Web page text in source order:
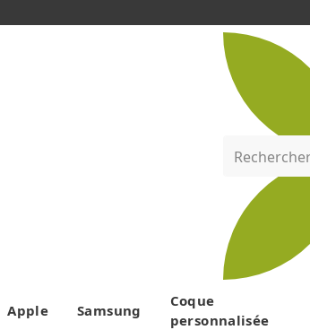
Menu
Apple Samsung
Coque
personnalisée